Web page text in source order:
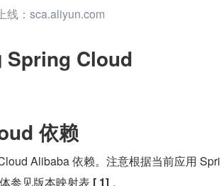
线：sca.aliyun.com
Spring Cloud
依赖
Alibaba 依赖。注意根据当前应用
参见版本映射表 [ 1] 。